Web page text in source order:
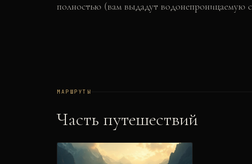
полностью (вам выдадут водонепроницаемую
МАРШРУТЫ
Часть путешествий